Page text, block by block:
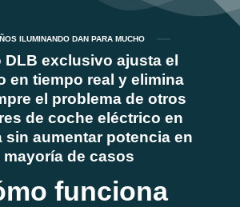
ILUMINANDO DAN PARA MUCHO
DLB exclusivo ajusta el
en tiempo real y elimina
el problema de otros
de coche eléctrico en
sin aumentar potencia en
mayoría de casos
funciona